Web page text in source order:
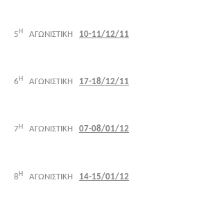
5 Η ΑΓΩΝΙΣΤΙΚΗ 10-11/12/11
6 Η ΑΓΩΝΙΣΤΙΚΗ 17-18/12/11
7 Η ΑΓΩΝΙΣΤΙΚΗ 07-08/01/12
8 Η ΑΓΩΝΙΣΤΙΚΗ 14-15/01/12